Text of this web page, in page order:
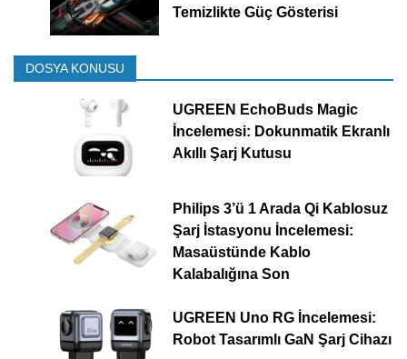
Temizlikte Güç Gösterisi
DOSYA KONUSU
UGREEN EchoBuds Magic
İncelemesi: Dokunmatik Ekranlı
Akıllı Şarj Kutusu
Philips 3’ü 1 Arada Qi Kablosuz
Şarj İstasyonu İncelemesi:
Masaüstünde Kablo
Kalabalığına Son
UGREEN Uno RG İncelemesi:
Robot Tasarımlı GaN Şarj Cihazı